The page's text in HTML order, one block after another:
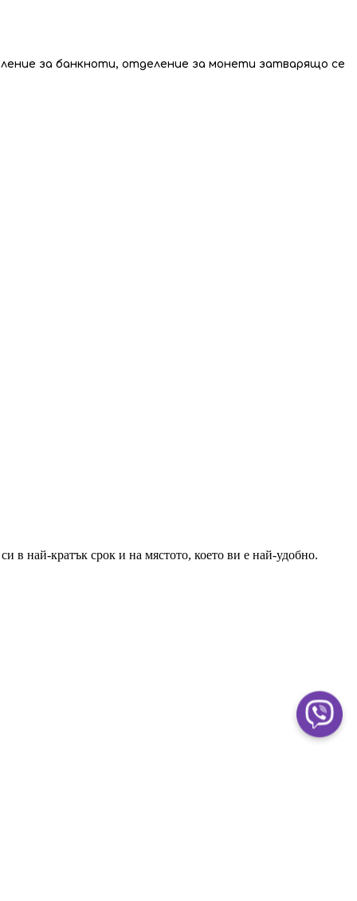
за банкноти, отделение за монети затварящо се
в най-кратък срок и на мястото, което ви е най-удобно.